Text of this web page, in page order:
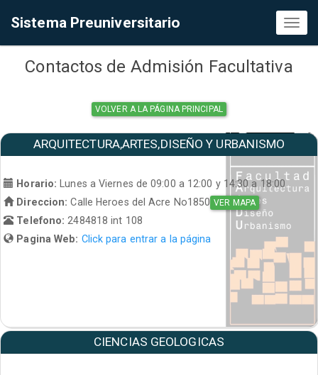
Sistema Preuniversitario
Contactos de Admisión Facultativa
VOLVER A LA PÁGINA PRINCIPAL
ARQUITECTURA,ARTES,DISEÑO Y URBANISMO
Horario:
Lunes a Viernes de 09:00 a 12:00 y 14:30 a 18:00
Direccion: Calle Heroes del Acre No1850 VER MAPA
Telefono: 2484818 int 108
Pagina Web: Click para entrar a la página
CIENCIAS GEOLOGICAS